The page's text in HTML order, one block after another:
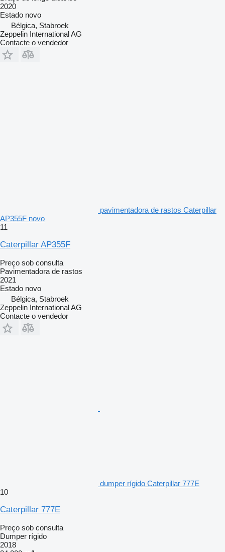
2020
Estado novo
Bélgica, Stabroek
Zeppelin International AG
Contacte o vendedor
pavimentadora de rastos Caterpillar
AP355F novo
11
Caterpillar AP355F
Preço sob consulta
Pavimentadora de rastos
2021
Estado novo
Bélgica, Stabroek
Zeppelin International AG
Contacte o vendedor
dumper rígido Caterpillar 777E
10
Caterpillar 777E
Preço sob consulta
Dumper rígido
2018